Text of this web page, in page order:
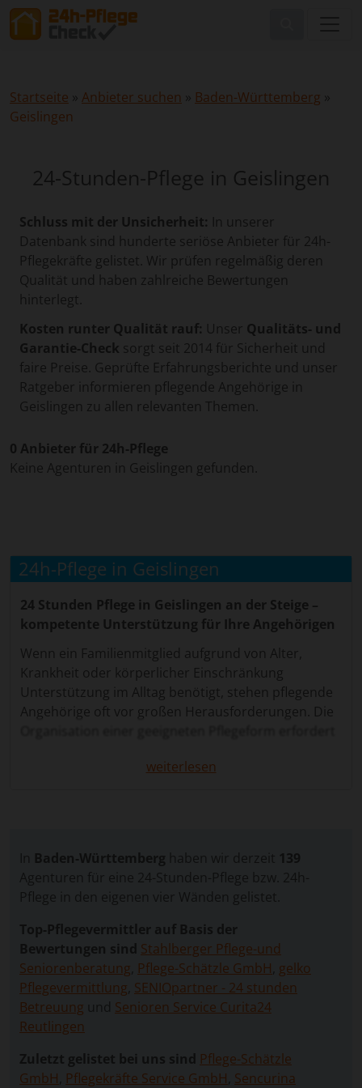
Startseite » Anbieter suchen » Baden-Württemberg »
Geislingen
24-Stunden-Pflege in Geislingen
Schluss mit der Unsicherheit: In unserer
Datenbank sind hunderte seriöse Anbieter für 24h-
Pflegekräfte gelistet. Wir prüfen regelmäßig deren
Qualität und haben zahlreiche Bewertungen
hinterlegt.
Kosten runter Qualität rauf: Unser Qualitäts- und
Garantie-Check sorgt seit 2014 für Sicherheit und
faire Preise. Geprüfte Erfahrungsberichte und unser
Ratgeber informieren pflegende Angehörige in
Geislingen zu allen relevanten Themen.
0 Anbieter für 24h-Pflege
Keine Agenturen in Geislingen gefunden.
24h-Pflege in Geislingen
24 Stunden Pflege in Geislingen an der Steige –
kompetente Unterstützung für Ihre Angehörigen
Wenn ein Familienmitglied aufgrund von Alter,
Krankheit oder körperlicher Einschränkung
Unterstützung im Alltag benötigt, stehen pflegende
Angehörige oft vor großen Herausforderungen. Die
möchten, dass ihre Liebsten weiterhin in ihrem
bietet hierfür eine ideale Lösung. Sie ermöglicht eine
kontinuierliche, individuelle Betreuung direkt im
eigenen Zuhause, abgestimmt auf die Bedürfnisse
Selbstständigkeit erhalten, während gleichzeitig
umfassende Unterstützung geleistet wird.
Über unser Vergleichsportal können Sie schnell und
kostenlos eine Anfrage stellen. Wir vermitteln selbst
keine Pflegekräfte, sondern leiten Ihre Angaben an
Stunden-Betreuung spezialisiert sind. So erhalten
Sie mehrere unverbindliche Angebote und können
weiterlesen
Baden-Württemberg haben wir derzeit 139
Agenturen für eine 24-Stunden-Pflege bzw. 24h-
Pflege in den eigenen vier Wänden gelistet.
Top-Pflegevermittler auf Basis der
Bewertungen sind Stahlberger Pflege-und
Seniorenberatung Pflege-Schätzle GmbH gelko
Pflegevermittlung SENIOpartner - 24 stunden
Betreuung und Senioren Service Curita24
Reutlingen
Zuletzt gelistet bei uns sind Pflege-Schätzle
GmbH Pflegekräfte Service GmbH Sencurina